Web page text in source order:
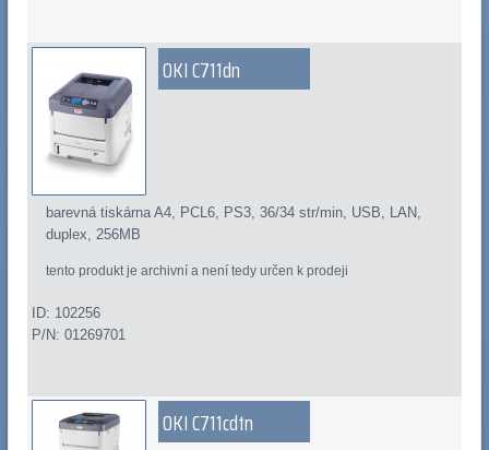
OKI C711dn
barevná tiskárna A4, PCL6, PS3, 36/34 str/min, USB, LAN,
duplex, 256MB
tento produkt je archivní a není tedy určen k prodeji
ID: 102256
P/N: 01269701
OKI C711cdtn